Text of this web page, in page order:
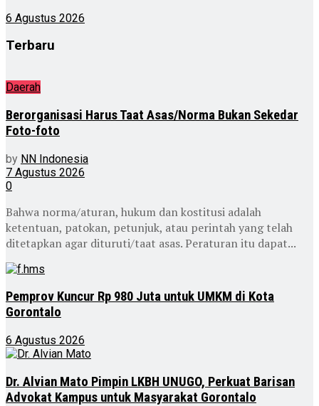
6 Agustus 2026
Terbaru
Daerah
Berorganisasi Harus Taat Asas/Norma Bukan Sekedar
Foto-foto
by NN Indonesia
7 Agustus 2026
0
Bahwa norma/aturan, hukum dan kostitusi adalah
ketentuan, patokan, petunjuk, atau perintah yang telah
ditetapkan agar dituruti/taat asas. Peraturan itu dapat...
Pemprov Kuncur Rp 980 Juta untuk UMKM di Kota
Gorontalo
6 Agustus 2026
Dr. Alvian Mato Pimpin LKBH UNUGO, Perkuat Barisan
Advokat Kampus untuk Masyarakat Gorontalo